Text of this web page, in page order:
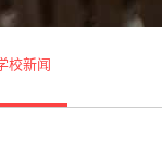
校新闻